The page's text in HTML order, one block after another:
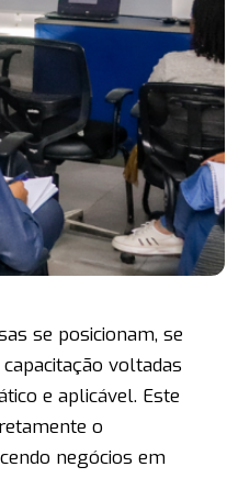
se posicionam, se
voltadas
e aplicável. Este
o
negócios em